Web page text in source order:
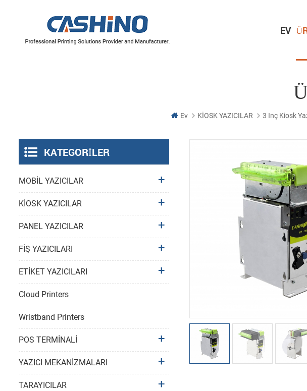
EV
Ev KİOSK YAZICILAR 3 Inç Kiosk
KATEGORILER
MOBİL YAZICILAR
KİOSK YAZICILAR
PANEL YAZICILAR
FİŞ YAZICILARI
ETİKET YAZICILARI
Cloud Printers
Wristband Printers
POS TERMİNALİ
YAZICI MEKANİZMALARI
TARAYICILAR